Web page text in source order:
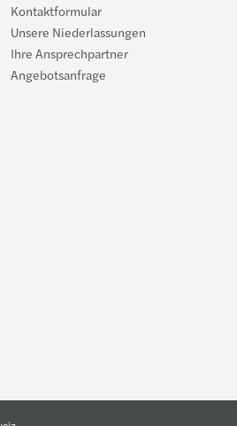
Kontaktformular
Unsere Niederlassungen
Ihre Ansprechpartner
Angebotsanfrage